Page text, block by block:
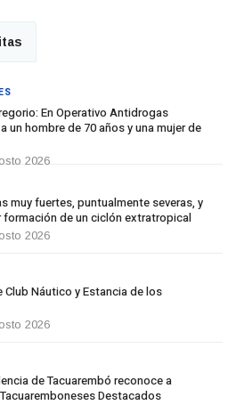
En Operativo Antidrogas
un hombre de 70 años y una mujer de
2026
muy fuertes, puntualmente severas, y
de un ciclón extratropical
2026
Club Náutico y Estancia de los
2026
de Tacuarembó reconoce a
Destacados